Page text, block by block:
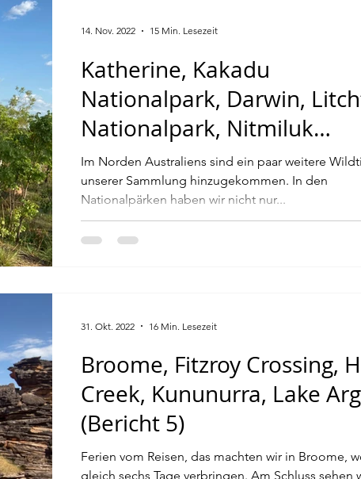
Katherine, Kakadu
Nationalpark, Darwin,
Nationalpark, Nitmiluk
Nationalpark (Bericht 6)
Im Norden Australiens sind ein paar weitere
unserer Sammlung hinzugekommen. In den
Nationalpärken haben wir nicht nur...
14. Nov. 2022 15 Min. Lesezeit
Broome, Fitzroy Crossing,
Creek, Kununurra, Lake
(Bericht 5)
Ferien vom Reisen, das machten wir in Broome,
gleich sechs Tage verbringen. Am Schluss sehen
31. Okt. 2022 16 Min. Lesezeit